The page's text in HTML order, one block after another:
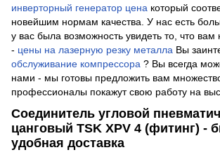
инверторный генератор цена который
новейшим нормам качества. У нас есть
у вас была возможность увидеть то, что
- цены на лазерную резку металла Вы
обслуживание компрессора ? Вы всегда
нами - мы готовы предложить вам
профессионалы покажут свою работу на
Соединитель угловой
цанговый TSK XPV 4 (фитинг) -
удобная доставка